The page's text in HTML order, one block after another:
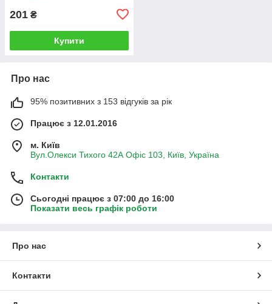
201 ₴
Купити
Про нас
95% позитивних з 153 відгуків за рік
Працює з 12.01.2016
м. Київ
Вул.Олекси Тихого 42А Офіс 103, Київ, Україна
Контакти
Сьогодні працює з 07:00 до 16:00
Показати весь графік роботи
Про нас
Контакти